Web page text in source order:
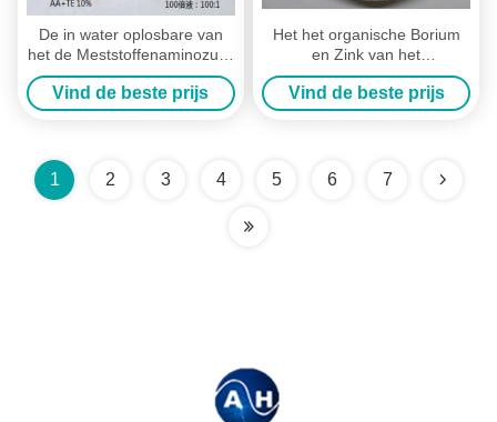
De in water oplosbare van
het de Meststoffenaminozuur
van de Fruitboom Meststof
van de het Chelaatdruif
Vind de beste prijs
Het het organische Borium
en Zink van het
Aminozuurchelaat voor de
Meststof van Druivenbomen
Vind de beste prijs
1 2 3 4 5 6 7